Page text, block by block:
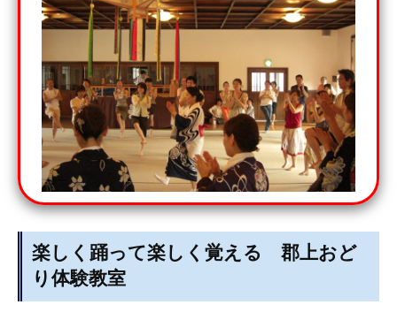
楽しく踊って楽しく覚える 郡上おど
り体験教室